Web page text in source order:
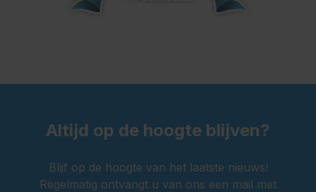
Altijd op de hoogte blijven?
Blijf op de hoogte van het laatste nieuws!
Regelmatig ontvangt u van ons een mail met